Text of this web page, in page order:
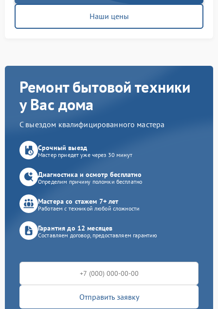
Наши цены
Ремонт бытовой техники
у Вас дома
С выездом квалифицированного мастера
Срочный выезд
Мастер приедет уже через 30 минут
Диагностика и осмотр бесплатно
Определим причину поломки бесплатно
Мастера со стажем 7+ лет
Работаем с техникой любой сложности
Гарантия до 12 месяцев
Составляем договор, предоставляем гарантию
Отправить заявку